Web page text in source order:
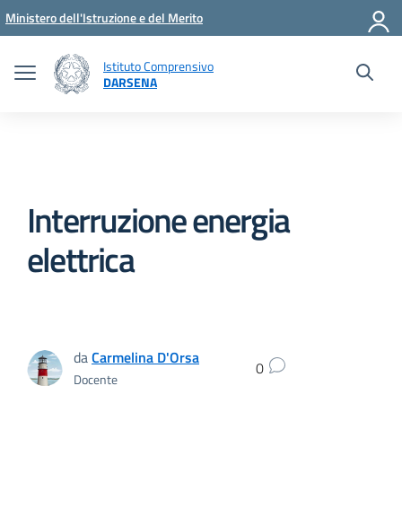
Vai ai contenuti
Vai al menu di navigazione
Vai al footer
Ministero dell'Istruzione e del Merito
Istituto Comprensivo
DARSENA
Interruzione energia
elettrica
daCarmelina D'Orsa
Docente 0